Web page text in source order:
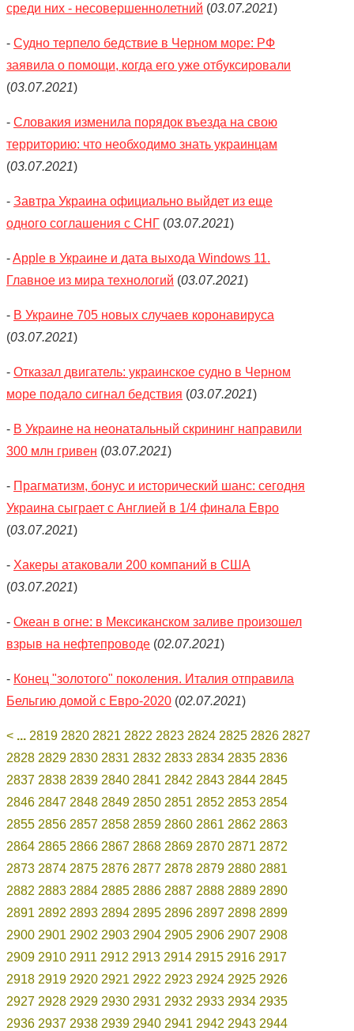
среди них - несовершеннолетний (03.07.2021)
- Судно терпело бедствие в Черном море: РФ
заявила о помощи, когда его уже отбуксировали
(03.07.2021)
- Словакия изменила порядок въезда на свою
территорию: что необходимо знать украинцам
(03.07.2021)
- Завтра Украина официально выйдет из еще
одного соглашения с СНГ (03.07.2021)
-Apple в Украине и дата выхода Windows 11.
Главное из мира технологий (03.07.2021)
- В Украине 705 новых случаев коронавируса
(03.07.2021)
- Отказал двигатель: украинское судно в Черном
море подало сигнал бедствия (03.07.2021)
- В Украине на неонатальный скрининг направили
300 млн гривен (03.07.2021)
- Прагматизм, бонус и исторический шанс: сегодня
Украина сыграет с Англией в 1/4 финала Евро
(03.07.2021)
- Хакеры атаковали 200 компаний в США
(03.07.2021)
- Океан в огне: в Мексиканском заливе произошел
взрыв на нефтепроводе (02.07.2021)
- Конец "золотого" поколения. Италия отправила
Бельгию домой с Евро-2020 (02.07.2021)
< ... 2819 2820 2821 2822 2823 2824 2825 2826 2827
2828 2829 2830 2831 2832 2833 2834 2835 2836
2837 2838 2839 2840 2841 2842 2843 2844 2845
2846 2847 2848 2849 2850 2851 2852 2853 2854
2855 2856 2857 2858 2859 2860 2861 2862 2863
2864 2865 2866 2867 2868 2869 2870 2871 2872
2873 2874 2875 2876 2877 2878 2879 2880 2881
2882 2883 2884 2885 2886 2887 2888 2889 2890
2891 2892 2893 2894 2895 2896 2897 2898 2899
2900 2901 2902 2903 2904 2905 2906 2907 2908
2909 2910 2911 2912 2913 2914 2915 2916 2917
2918 2919 2920 2921 2922 2923 2924 2925 2926
2927 2928 2929 2930 2931 2932 2933 2934 2935
2936 2937 2938 2939 2940 2941 2942 2943 2944